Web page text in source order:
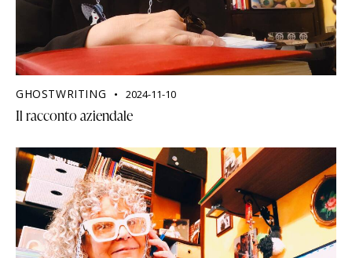
GHOSTWRITING 2024-11-10
Il racconto aziendale